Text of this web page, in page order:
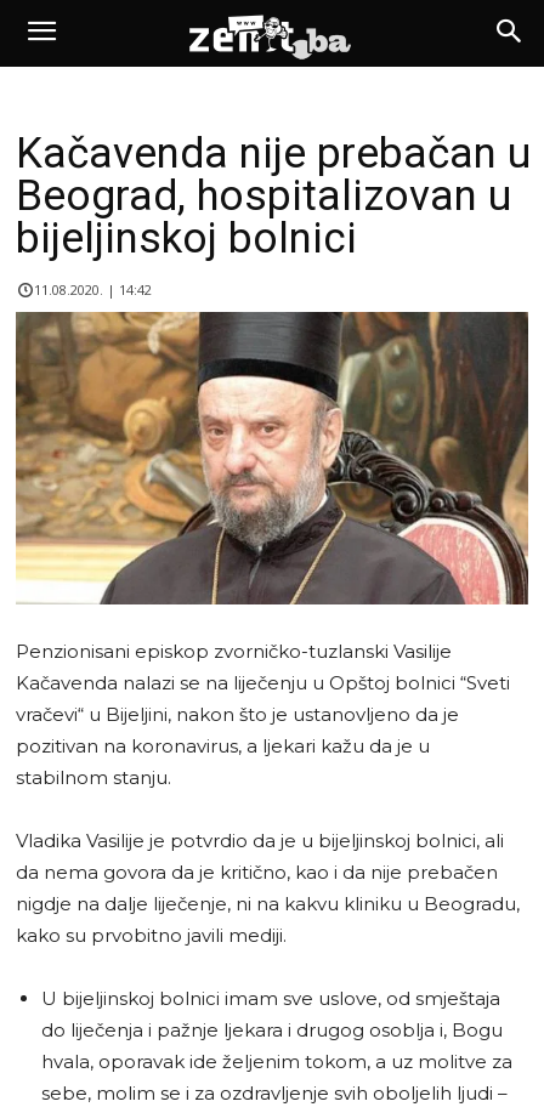
Kačavenda nije prebačan u
Beograd, hospitalizovan u
bijeljinskoj bolnici
11.08.2020. | 14:42
Penzionisani episkop zvorničko-tuzlanski Vasilije
Kačavenda nalazi se na liječenju u Opštoj bolnici “Sveti
vračevi“ u Bijeljini, nakon što je ustanovljeno da je
pozitivan na koronavirus, a ljekari kažu da je u
stabilnom stanju.
Vladika Vasilije je potvrdio da je u bijeljinskoj bolnici, ali
da nema govora da je kritično, kao i da nije prebačen
nigdje na dalje liječenje, ni na kakvu kliniku u Beogradu,
kako su prvobitno javili mediji.
U bijeljinskoj bolnici imam sve uslove, od smještaja
do liječenja i pažnje ljekara i drugog osoblja i, Bogu
hvala, oporavak ide željenim tokom, a uz molitve za
sebe, molim se i za ozdravljenje svih oboljelih ljudi –